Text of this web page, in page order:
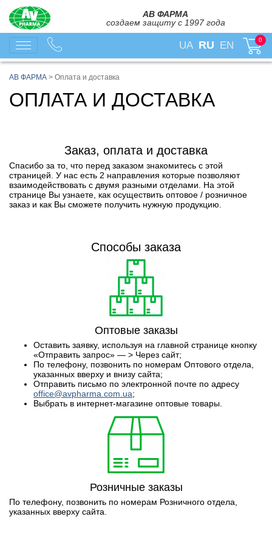
АВ ФАРМА
создаем защиту с 1997 года
UA RU EN 0
АВ ФАРМА > Оплата и доставка
ОПЛАТА И ДОСТАВКА
Заказ, оплата и доставка
Спасибо за то, что перед заказом знакомитесь с этой
страницей. У нас есть 2 направления которые позволяют
взаимодействовать с двумя разными отделами. На этой
странице Вы узнаете, как осуществить оптовое / розничное
заказ и как Вы сможете получить нужную продукцию.
Способы заказа
Оптовые заказы
Оставить заявку, используя на главной странице кнопку
«Отправить запрос» — > Через сайт;
По телефону, позвонить по номерам Оптового отдела,
указанных вверху и внизу сайта;
Отправить письмо по электронной почте по адресу
office@avpharma.com.ua;
Выбрать в интернет-магазине оптовые товары.
Розничные заказы
По телефону, позвонить по номерам Розничного отдела,
указанных вверху сайта.